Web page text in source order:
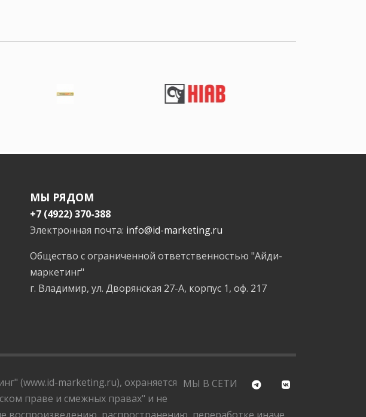
МЫ РЯДОМ
+7 (4922) 370-388
Электронная почта: info@id-marketing.ru
Общество с ограниченной ответственностью "Айди-
маркетинг"
г. Владимир, ул. Дворянская 27-А, корпус 1, оф. 217
МЫ В СЕТИ
(www.id-marketing.ru), охраняется
праве и смежных правах" и не